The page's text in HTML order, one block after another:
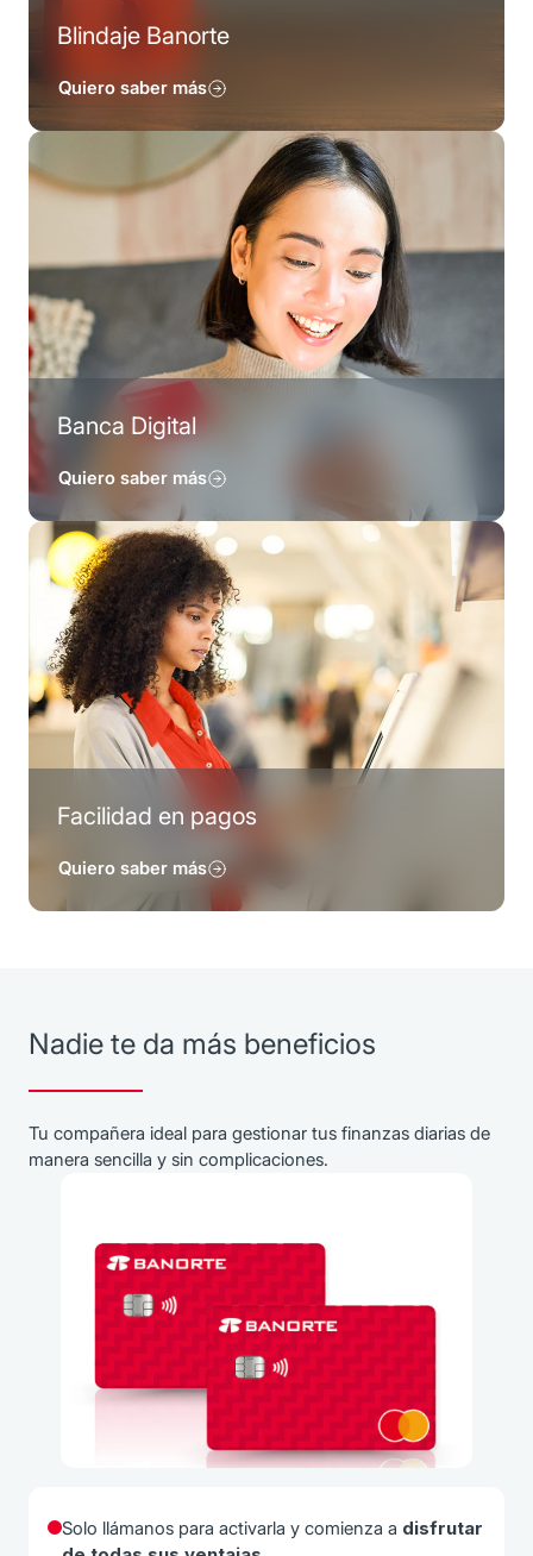
Blindaje Banorte
Quiero saber más
Banca Digital
Quiero saber más
Facilidad en pagos
Quiero saber más
Nadie te da más beneficios
Tu compañera ideal para gestionar tus finanzas diarias de
manera sencilla y sin complicaciones.
Solo llámanos para activarla y comienza a disfrutar